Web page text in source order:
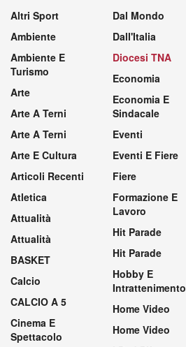
Altri Sport
Ambiente
Ambiente E
Turismo
Arte
Arte A Terni
Arte A Terni
Arte E Cultura
Articoli Recenti
Atletica
Attualità
Attualità
BASKET
Calcio
CALCIO A 5
Cinema E
Spettacolo
Dal Mondo
Dall'Italia
Diocesi TNA
Economia
Economia E
Sindacale
Eventi
Eventi E Fiere
Fiere
Formazione E
Lavoro
Hit Parade
Hit Parade
Hobby E
Intrattenimento
Home Video
Home Video